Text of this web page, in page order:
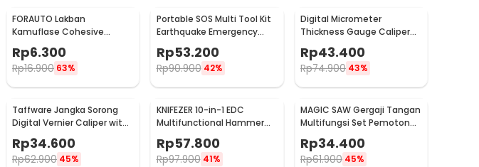
FORAUTO Lakban
Kamuflase Cohesive
Bandage Tape Hunting
4.5M 50mm - H10
Rp6.300
Rp16.900 63%
Portable SOS Multi Tool Kit
Earthquake Emergency
Outdoor Survival - JT21
Rp53.200
Rp90.900 42%
Digital Micrometer
Thickness Gauge Caliper
Carbon Fiber 0-12.7mm -
TDT25
Rp43.400
Rp74.900 43%
Taffware Jangka Sorong
Digital Vernier Caliper with
LCD Screen 150mm - JIGO-
150
Rp34.600
Rp62.900 45%
KNIFEZER 10-in-1 EDC
Multifunctional Hammer
Tool for Camping Survival -
WL-9003
Rp57.800
Rp97.900 41%
MAGIC SAW Gergaji Tangan
Multifungsi Set Pemotong
Kayu Besi
Rp34.400
Rp61.900 45%